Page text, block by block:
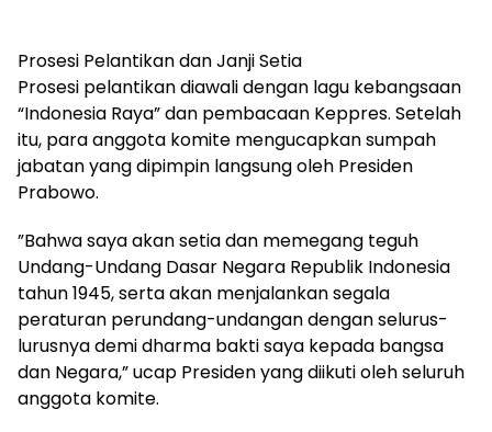
Prosesi Pelantikan dan Janji Setia
​Prosesi pelantikan diawali dengan lagu kebangsaan
“Indonesia Raya” dan pembacaan Keppres. Setelah
itu, para anggota komite mengucapkan sumpah
jabatan yang dipimpin langsung oleh Presiden
Prabowo.
​”Bahwa saya akan setia dan memegang teguh
Undang-Undang Dasar Negara Republik Indonesia
tahun 1945, serta akan menjalankan segala
peraturan perundang-undangan dengan selurus-
lurusnya demi dharma bakti saya kepada bangsa
dan Negara,” ucap Presiden yang diikuti oleh seluruh
anggota komite.